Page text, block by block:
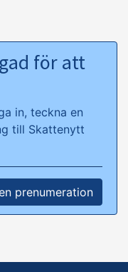
för att
in, teckna en
till Skattenytt
prenumeration